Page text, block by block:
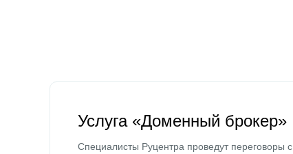
Услуга «Доменный брокер»
Специалисты Руцентра проведут переговоры с